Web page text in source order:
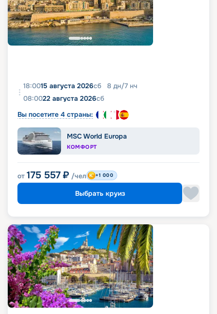
18:0015 августа 2026сб 8 дн/7 нч
08:0022 августа 2026сб
Вы посетите 4 страны:
MSC World Europa
КОМФОРТ
от 175 557 ₽ /чел +1 000
Выбрать круиз